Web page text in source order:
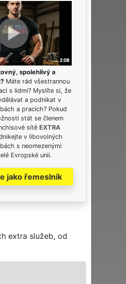
spolehlivý a
Máte rád všestrannou
s lidmi? Myslíte si, že
a podnikat v
a pracích? Pokud
stát se členem
sítě EXTRA
v libovolných
s neomezenými
Evropské unii.
jako řemeslník
extra služeb, od